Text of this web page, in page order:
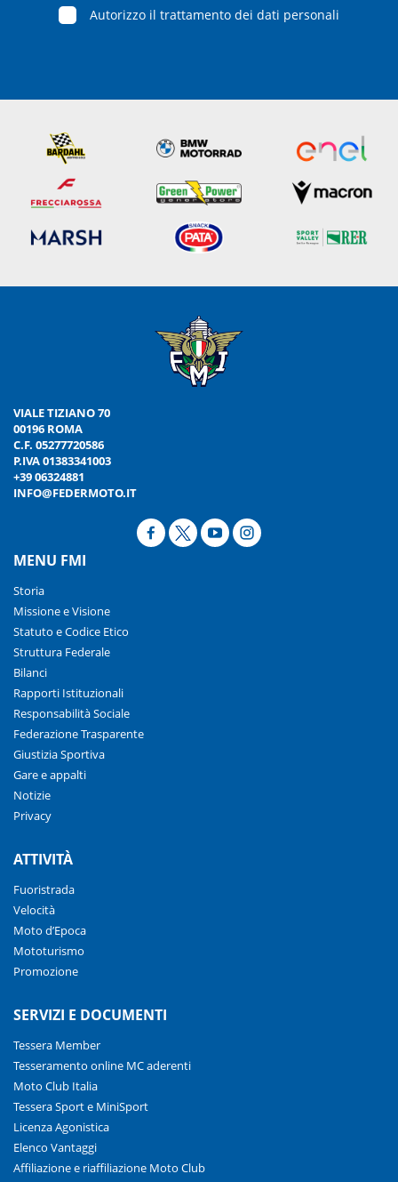
Autorizzo il trattamento dei dati personali
VIALE TIZIANO 70
00196 ROMA
C.F. 05277720586
P.IVA 01383341003
+39 06324881
INFO@FEDERMOTO.IT
MENU FMI
Storia
Missione e Visione
Statuto e Codice Etico
Struttura Federale
Bilanci
Rapporti Istituzionali
Responsabilità Sociale
Federazione Trasparente
Giustizia Sportiva
Gare e appalti
Notizie
Privacy
ATTIVITÀ
Fuoristrada
Velocità
Moto d’Epoca
Mototurismo
Promozione
SERVIZI E DOCUMENTI
Tessera Member
Tesseramento online MC aderenti
Moto Club Italia
Tessera Sport e MiniSport
Licenza Agonistica
Elenco Vantaggi
Affiliazione e riaffiliazione Moto Club